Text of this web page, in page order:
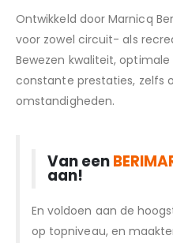
Ontwikkeld door Marnicq
voor zowel circuit- als
Bewezen kwaliteit,
constante prestaties, zelfs
omstandigheden.
Van een
aan!
En voldoen aan de
op topniveau, en